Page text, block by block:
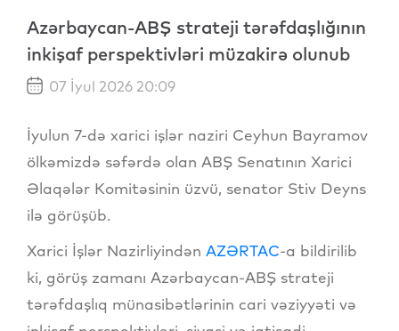
Azərbaycan-ABŞ strateji tərəfdaşlığının
inkişaf perspektivləri müzakirə olunub
07 İyul 2026 20:09
İyulun 7-də xarici işlər naziri Ceyhun Bayramov
ölkəmizdə səfərdə olan ABŞ Senatının Xarici
Əlaqələr Komitəsinin üzvü, senator Stiv Deyns
ilə görüşüb.
Xarici İşlər Nazirliyindən AZƏRTAC-a bildirilib
ki, görüş zamanı Azərbaycan-ABŞ strateji
tərəfdaşlıq münasibətlərinin cari vəziyyəti və